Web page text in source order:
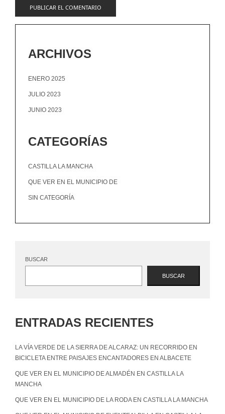
ARCHIVOS
ENERO 2025
JULIO 2023
JUNIO 2023
CATEGORÍAS
CASTILLA LA MANCHA
QUE VER EN EL MUNICIPIO DE
SIN CATEGORÍA
BUSCAR
BUSCAR
ENTRADAS RECIENTES
LA VÍA VERDE DE LA SIERRA DE ALCARAZ: UN RECORRIDO EN
BICICLETA ENTRE PAISAJES ENCANTADORES EN ALBACETE
QUE VER EN EL MUNICIPIO DE ALMADÉN EN CASTILLA LA
MANCHA
QUE VER EN EL MUNICIPIO DE LA RODA EN CASTILLA LA MANCHA